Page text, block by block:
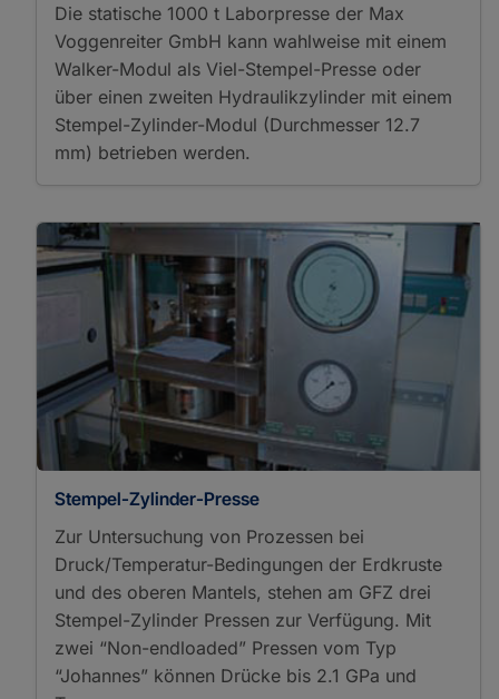
Die statische 1000 t Laborpresse der Max
Voggenreiter GmbH kann wahlweise mit einem
Walker-Modul als Viel-Stempel-Presse oder
über einen zweiten Hydraulikzylinder mit einem
Stempel-Zylinder-Modul (Durchmesser 12.7
mm) betrieben werden.
Stempel-Zylinder-Presse
Zur Untersuchung von Prozessen bei
Druck/Temperatur-Bedingungen der Erdkruste
und des oberen Mantels, stehen am GFZ drei
Stempel-Zylinder Pressen zur Verfügung. Mit
zwei “Non-endloaded” Pressen vom Typ
“Johannes” können Drücke bis 2.1 GPa und